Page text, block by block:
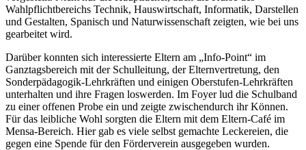
Wahlpflichtbereichs Technik, Hauswirtschaft, Informatik, Darstellen
und Gestalten, Spanisch und Naturwissenschaft zeigten, wie bei uns
gearbeitet wird.
Darüber konnten sich interessierte Eltern am „Info-Point“ im
Ganztagsbereich mit der Schulleitung, der Elternvertretung, den
Sonderpädagogik-Lehrkräften und einigen Oberstufen-Lehrkräften
unterhalten und ihre Fragen loswerden. Im Foyer lud die Schulband
zu einer offenen Probe ein und zeigte zwischendurch ihr Können.
Für das leibliche Wohl sorgten die Eltern mit dem Eltern-Café im
Mensa-Bereich. Hier gab es viele selbst gemachte Leckereien, die
gegen eine Spende für den Förderverein ausgegeben wurden.